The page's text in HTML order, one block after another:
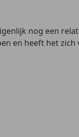
nog een
en heeft het